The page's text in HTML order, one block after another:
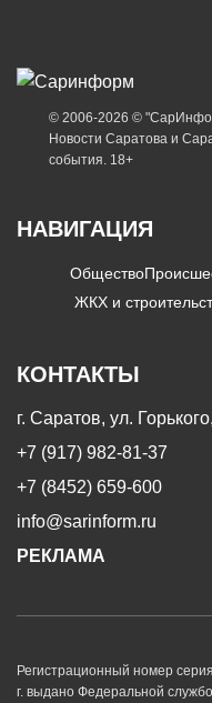
© 2006-2026 ©
Новости Саратова и
события. 18+
НАВИГАЦИЯ
Общество
ЖКХ и
КОНТАКТЫ
г. Саратов, ул.
+7 (917) 982-81-37
+7 (8452) 659-600
info@sarinform.ru
РЕКЛАМА
Регистрационный номер
г. выдано Федеральной